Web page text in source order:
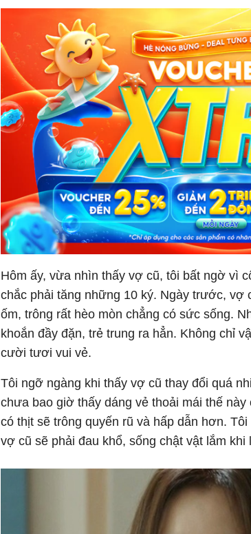
Hôm ấy, vừa nhìn thấy vợ cũ, tôi bất ngờ vì
chắc phải tăng những 10 ký. Ngày trước, vợ
ốm, trông rất hèo mòn chẳng có sức sống.
khoắn đầy đặn, trẻ trung ra hẳn. Không chỉ
cười tươi vui vẻ.
Tôi ngỡ ngàng khi thấy vợ cũ thay đổi quá
chưa bao giờ thấy dáng vẻ thoải mái thế
có thịt sẽ trông quyến rũ và hấp dẫn hơn.
vợ cũ sẽ phải đau khổ, sống chật vật lắm khi